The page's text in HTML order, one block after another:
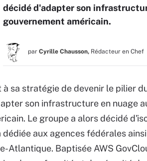
décidé d'adapter son
gouvernement américain.
par Cyrille Chausson, Rédacteur en Chef
à sa stratégie de devenir le pilier
son infrastructure en nuage
Le groupe a alors décidé
dédiée aux agences fédérales
Atlantique. Baptisée AWS